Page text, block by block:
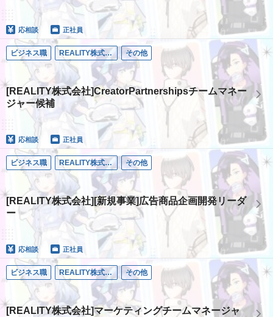
応相談 正社員
ビジネス職 REALITY株式会社 その他
[REALITY株式会社]CreatorPartnershipsチームマネー
ジャー候補
応相談 正社員
ビジネス職 REALITY株式会社 その他
[REALITY株式会社][新規事業]広告商品企画開発リーダ
ー
応相談 正社員
ビジネス職 REALITY株式会社 その他
[REALITY株式会社]マーケティングチームマネージャ